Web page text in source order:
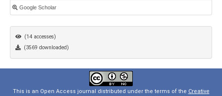
Google Scholar
(14 accesses)
(3569 downloaded)
This is an Open Access journal distributed under the terms of the Creative